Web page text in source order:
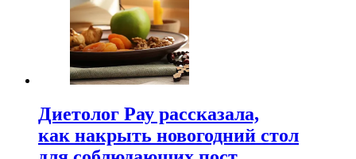
Диетолог Рау рассказала,
как накрыть новогодний стол